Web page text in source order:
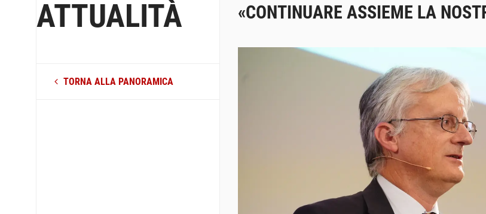
ATTUALITÀ
TORNA ALLA PANORAMICA
«CONTINUARE ASSIEME LA